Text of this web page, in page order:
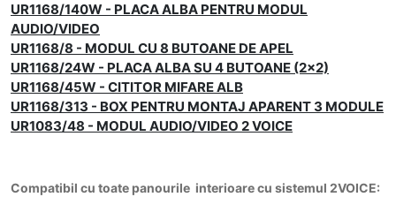
UR1168/140W - PLACA ALBA PENTRU MODUL
AUDIO/VIDEO
UR1168/8 - MODUL CU 8 BUTOANE DE APEL
UR1168/24W - PLACA ALBA SU 4 BUTOANE (2x2)
UR1168/45W - CITITOR MIFARE ALB
UR1168/313 - BOX PENTRU MONTAJ APARENT 3 MODULE
UR1083/48 - MODUL AUDIO/VIDEO 2 VOICE
Compatibil cu toate panourile interioare cu sistemul 2VOICE: